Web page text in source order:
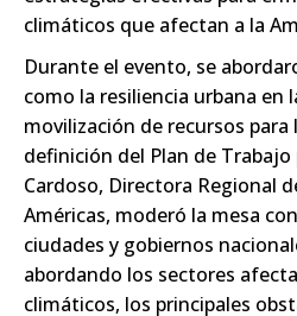
climáticos que afectan a la
Durante el evento, se
como la resiliencia urbana en
movilización de recursos para
definición del Plan de Trabajo
Cardoso, Directora Regional
Américas, moderó la mesa
ciudades y gobiernos
abordando los sectores
climáticos, los principales